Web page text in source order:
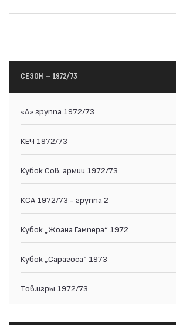
СЕЗОН — 1972/73
«А» группа 1972/73
КЕЧ 1972/73
Кубок Сов. армии 1972/73
КСА 1972/73 - группа 2
Кубок „Жоана Гампера“ 1972
Кубок „Сарагоса“ 1973
Тов.игры 1972/73